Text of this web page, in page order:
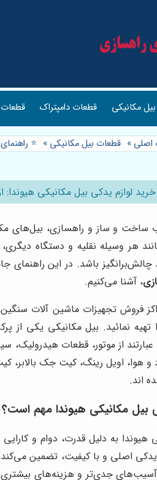
مکانیکی قطعات دامپتراک قطعات
» قطعات بیل مکانیکی »
⭐️
لوازم یدکی بیل مکانیکی
ساخت و ساز و راهسازی، بیل‌های
هر وسیله نقلیه و دستگاه
چالش‌برانگیز باشد. در این
، آشنا می‌کنیم.
فروش تجهیزات ماشین آلات
نمائید. بیل مکانیکی یکی از
عبارتند از موتور، قطعات
هوا، اویل رینگ، کیت جک بالابر،
اند.
بیل مکانیکی هیوندا مهم است؟
هیوندا به دلیل قدرت، دوام و
یدکی اصلی و با کیفیت، تضمین